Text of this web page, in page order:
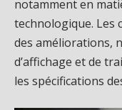
notamment en
technologique. Les
des améliorations,
d’affichage et de
les spécifications